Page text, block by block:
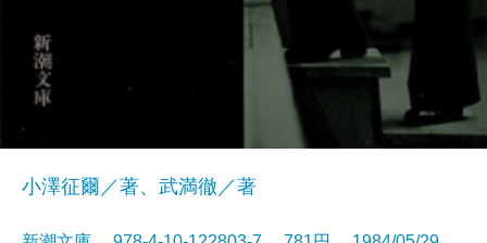
小澤征爾／著、武満徹／著